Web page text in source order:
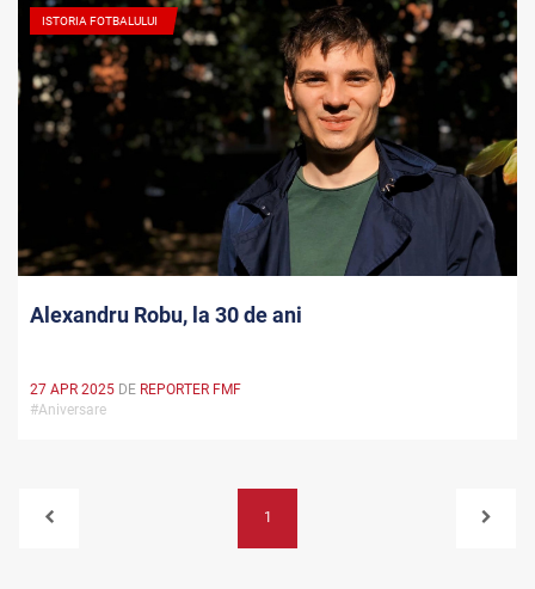
ISTORIA FOTBALULUI
Alexandru Robu, la 30 de ani
27 APR 2025 DE REPORTER FMF
#Aniversare
1